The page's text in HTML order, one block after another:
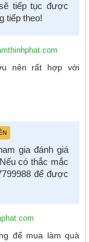
tiếp tục được
tiếp theo!
nên rất hợp với
gia đánh giá
có thắc mắc
để được
để mua làm quà